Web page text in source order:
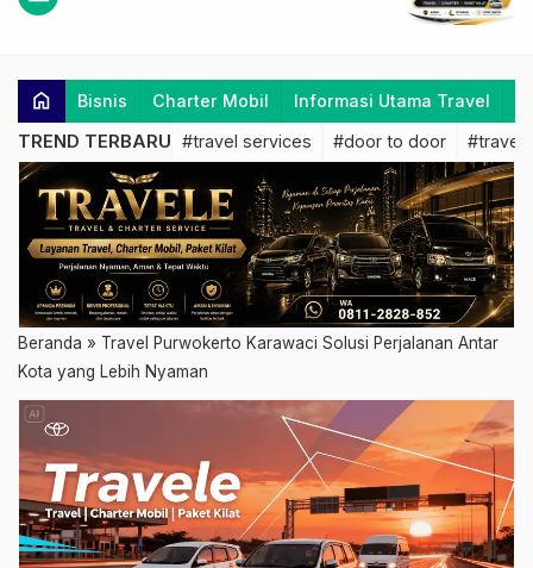
home Bisnis Charter Mobil Informasi Utama Travel
TREND TERBARU #travel services #door to door #travel
Beranda » Travel Purwokerto Karawaci Solusi Perjalanan Antar
Kota yang Lebih Nyaman